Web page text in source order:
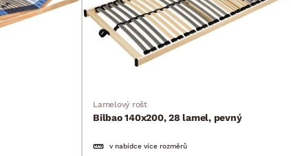
Lamelový rošt
Bilbao 140x200, 28 lamel, pevný
v nabídce více rozměrů